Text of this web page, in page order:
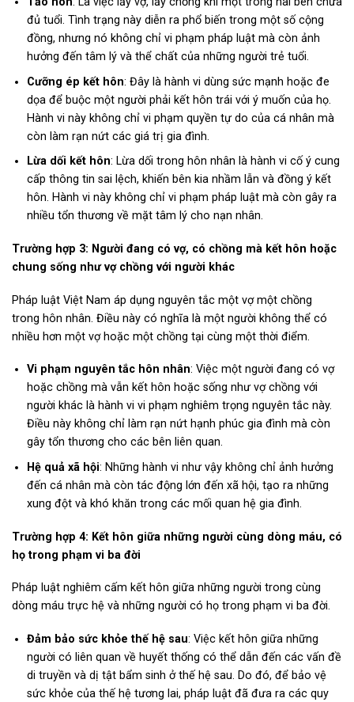
đủ tuổi. Tình trạng này diễn ra phổ biến trong một số cộng
đồng, nhưng nó không chỉ vi phạm pháp luật mà còn ảnh
hưởng đến tâm lý và thể chất của những người trẻ tuổi.
Cưỡng ép kết hôn: Đây là hành vi dùng sức mạnh hoặc đe
dọa để buộc một người phải kết hôn trái với ý muốn của họ.
Hành vi này không chỉ vi phạm quyền tự do của cá nhân mà
còn làm rạn nứt các giá trị gia đình.
Lừa dối kết hôn: Lừa dối trong hôn nhân là hành vi cố ý cung
cấp thông tin sai lệch, khiến bên kia nhầm lẫn và đồng ý kết
hôn. Hành vi này không chỉ vi phạm pháp luật mà còn gây ra
nhiều tổn thương về mặt tâm lý cho nạn nhân.
Trường hợp 3: Người đang có vợ, có chồng mà kết hôn hoặc
chung sống như vợ chồng với người khác
Pháp luật Việt Nam áp dụng nguyên tắc một vợ một chồng
trong hôn nhân. Điều này có nghĩa là một người không thể có
nhiều hơn một vợ hoặc một chồng tại cùng một thời điểm.
Vi phạm nguyên tắc hôn nhân: Việc một người đang có vợ
hoặc chồng mà vẫn kết hôn hoặc sống như vợ chồng với
người khác là hành vi vi phạm nghiêm trọng nguyên tắc này.
Điều này không chỉ làm rạn nứt hạnh phúc gia đình mà còn
gây tổn thương cho các bên liên quan.
Hệ quả xã hội: Những hành vi như vậy không chỉ ảnh hưởng
đến cá nhân mà còn tác động lớn đến xã hội, tạo ra những
xung đột và khó khăn trong các mối quan hệ gia đình.
Trường hợp 4: Kết hôn giữa những người cùng dòng máu, có
họ trong phạm vi ba đời
Pháp luật nghiêm cấm kết hôn giữa những người trong cùng
dòng máu trực hệ và những người có họ trong phạm vi ba đời.
Đảm bảo sức khỏe thế hệ sau: Việc kết hôn giữa những
người có liên quan về huyết thống có thể dẫn đến các vấn đề
di truyền và dị tật bẩm sinh ở thế hệ sau. Do đó, để bảo vệ
sức khỏe của thế hệ tương lai, pháp luật đã đưa ra các quy